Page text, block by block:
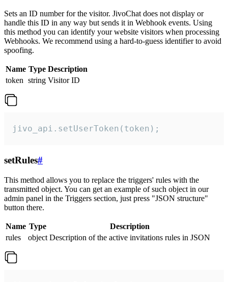
Sets an ID number for the visitor. JivoChat does not display or
handle this ID in any way but sends it in Webhook events. Using
this method you can identify your website visitors when processing
Webhooks. We recommend using a hard-to-guess identifier to avoid
spoofing.
Name Type Description
token string Visitor ID
jivo_api.setUserToken(token);
setRules#
This method allows you to replace the triggers' rules with the
transmitted object. You can get an example of such object in our
admin panel in the Triggers section, just press "JSON structure"
button there.
Name Type
Description
rules
object Description of the active invitations rules in JSON